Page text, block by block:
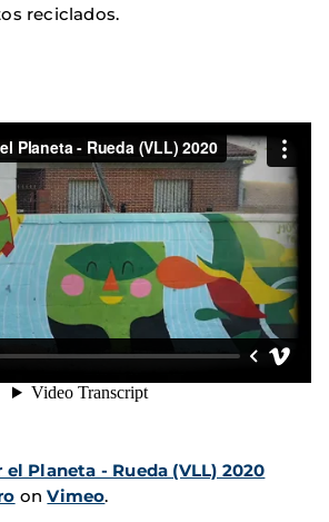
reciclados.
Planeta - Rueda (VLL) 2020
onVimeo.